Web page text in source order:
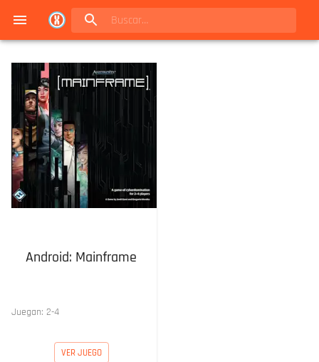
Android: Mainframe
Juegan: 2-4
VER JUEGO
Navigated to Juegos de mesa en Buenos Aires | Conexión Berlín - Catálogo